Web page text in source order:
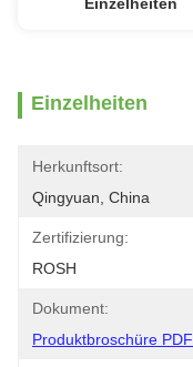
Einzelheiten
Herkunftsort:
Qingyuan, China
Zertifizierung:
ROSH
Dokument:
Produktbroschüre PDF